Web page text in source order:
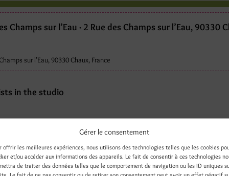
Gérer le consentement
offrir les meilleures expériences, nous utilisons des technologies telles que les cookies
et/ou accéder aux informations des appareils. Le fait de consentir à ces technologies
de traiter des données telles que le comportement de navigation ou les ID uniques
Le fait de ne pas consentir ou de retirer son consentement peut avoir un effet négatif
Champs sur l’Eau · 2 Rue des Champs sur l’Eau, 90330
sur l’Eau, 90330 Chaux, France
in the studio
Christmas shop
from 2pm to 7.30pm, from December 4th to 19th